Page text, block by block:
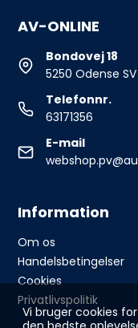
Vi bruger cookies
AV-ONLINE
Bondovej 18
5250 Odense SV
Telefonnr.
63171356
E-mail
Information
Om os
Handelsbetingelser
Cookies
Privatlivspolitik